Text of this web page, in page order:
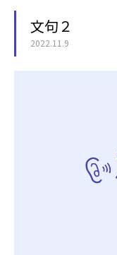
文句２
2022.11.9